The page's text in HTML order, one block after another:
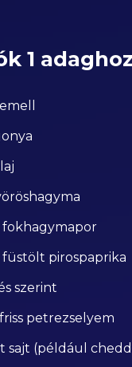
1 adaghoz
fokhagymapor
füstölt pirospaprika
szerint
petrezselyem
sajt (például